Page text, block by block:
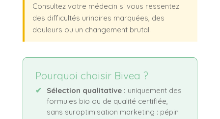
Consultez votre médecin si vous ressentez
des difficultés urinaires marquées, des
douleurs ou un changement brutal.
Pourquoi choisir Bivea ?
✔ Sélection qualitative : uniquement des
formules bio ou de qualité certifiée,
sans suroptimisation marketing : pépin